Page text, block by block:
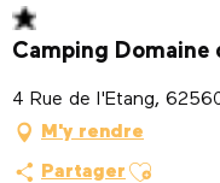
Camping Domaine
4 Rue de l'Etang,
M'y rendre
Partager Ajouter